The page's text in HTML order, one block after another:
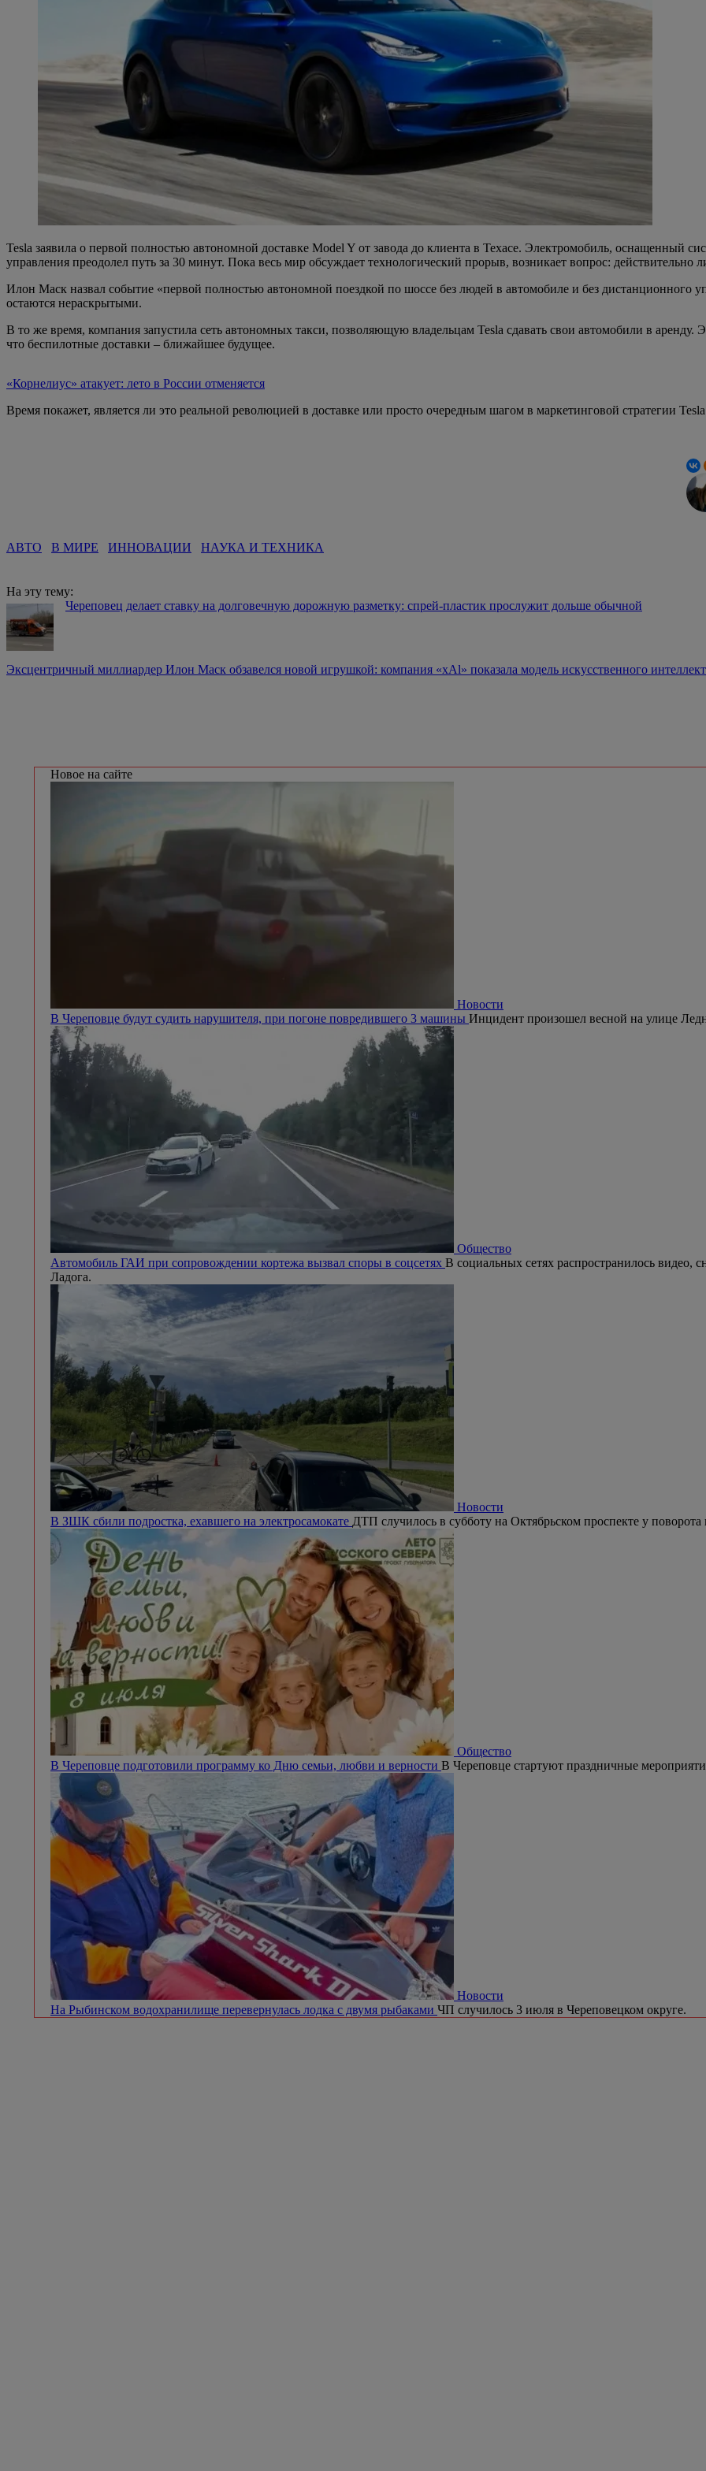
Tesla заявила о первой полностью автономной доставке Model Y от завода до клиента в Техасе. Электромобиль, оснащенный
управления преодолел путь за 30 минут. Пока весь мир обсуждает технологический прорыв, возникает вопрос:
Илон Маск назвал событие «первой полностью автономной поездкой по шоссе без людей в автомобиле и без дистанционного
остаются нераскрытыми.
В то же время, компания запустила сеть автономных такси, позволяющую владельцам Tesla сдавать свои автомобили в
что беспилотные доставки – ближайшее будущее.
«Корнелиус» атакует: лето в России отменяется
Время покажет, является ли это реальной революцией в доставке или просто очередным шагом в маркетинговой стратегии
АВТО В МИРЕ ИННОВАЦИИ НАУКА И ТЕХНИКА
На эту тему:
Череповец делает ставку на долговечную дорожную разметку: спрей-пластик прослужит дольше обычной
Эксцентричный миллиардер Илон Маск обзавелся новой игрушкой: компания «xAl» показала модель искусственного
Новое на сайте
Новости
В Череповце будут судить нарушителя, при погоне повредившего 3 машины Инцидент произошел весной на улице
Общество
Автомобиль ГАИ при сопровождении кортежа вызвал споры в соцсетях В социальных сетях распространилось видео,
Ладога.
Новости
В ЗШК сбили подростка, ехавшего на электросамокате ДТП случилось в субботу на Октябрьском проспекте у поворота
Общество
В Череповце подготовили программу ко Дню семьи, любви и верности В Череповце стартуют праздничные
Новости
На Рыбинском водохранилище перевернулась лодка с двумя рыбаками ЧП случилось 3 июля в Череповецком округе.